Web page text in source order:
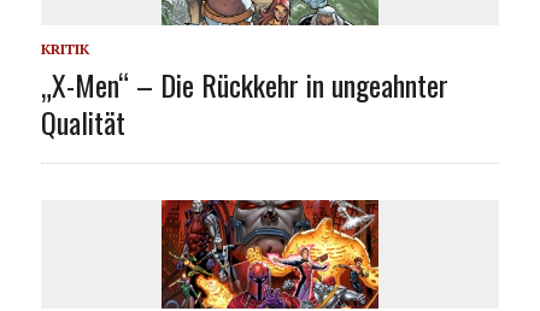
KRITIK
„X-Men“ – Die Rückkehr in ungeahnter
Qualität